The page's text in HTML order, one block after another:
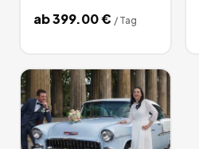
ab399.00€ / Tag